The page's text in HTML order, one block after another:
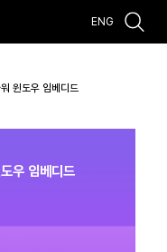
#편의시설
#오시는 길
ENG
윈도우 임베디드
우 임베디드